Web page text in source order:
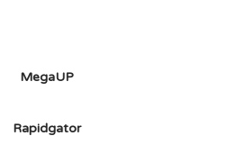
MegaUP
Rapidgator